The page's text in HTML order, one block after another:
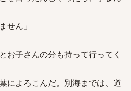
せん」
お子さんの分も持って行ってく
によろこんだ。別海までは、道